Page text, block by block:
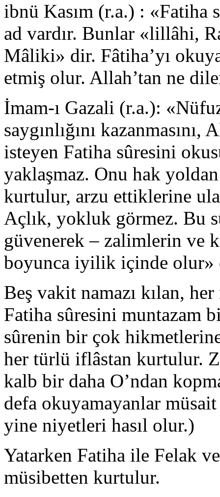
ibnü Kasım (r.a.) : «Fatiha
ad vardır. Bunlar «lillâhi,
Mâliki» dir. Fâtiha’yı
etmiş olur. Allah’tan ne
İmam-ı Gazali (r.a.):
saygınlığını kazanmasını,
isteyen Fatiha sûresini
yaklaşmaz. Onu hak
kurtulur, arzu ettiklerine
Açlık, yokluk görmez. Bu
güvenerek – zalimlerin ve
boyunca iyilik içinde olur»
Beş vakit namazı kılan,
Fatiha sûresini muntazam
sûrenin bir çok
her türlü iflâstan kurtulur.
kalb bir daha O’ndan
defa okuyamayanlar
yine niyetleri hasıl olur.)
Yatarken Fatiha ile Felak
müsibetten kurtulur.